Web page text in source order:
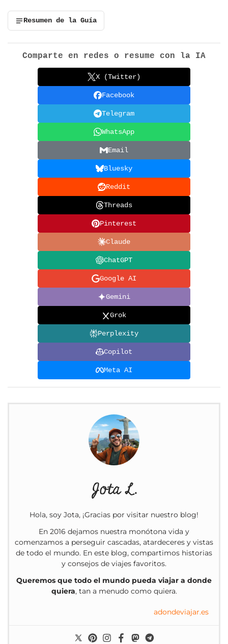
Resumen de la Guía
Comparte en redes o resume con la IA
X (Twitter)
Facebook
Telegram
WhatsApp
Email
Bluesky
Reddit
Threads
Pinterest
Claude
ChatGPT
Google AI
Gemini
Grok
Perplexity
Copilot
Meta AI
Jota L.
Hola, soy Jota, ¡Gracias por visitar nuestro blog!
En 2016 dejamos nuestra monótona vida y
comenzamos a perseguir cascadas, atardeceres y vistas
de todo el mundo. En este blog, compartimos historias
y consejos de viajes favoritos.
Queremos que todo el mundo pueda viajar a donde
quiera, tan a menudo como quiera.
adondeviajar.es